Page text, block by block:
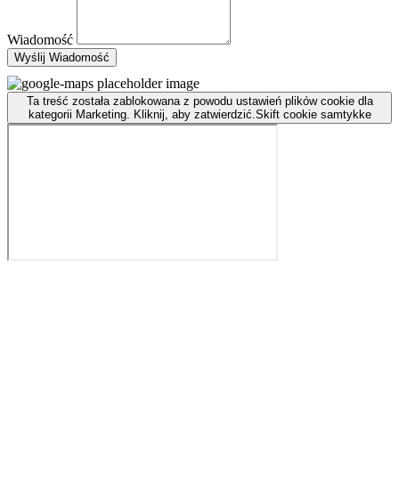
Wiadomość
Wyślij Wiadomość
Ta treść została zablokowana z powodu ustawień plików cookie dla
kategorii Marketing. Kliknij, aby zatwierdzić.Skift cookie samtykke